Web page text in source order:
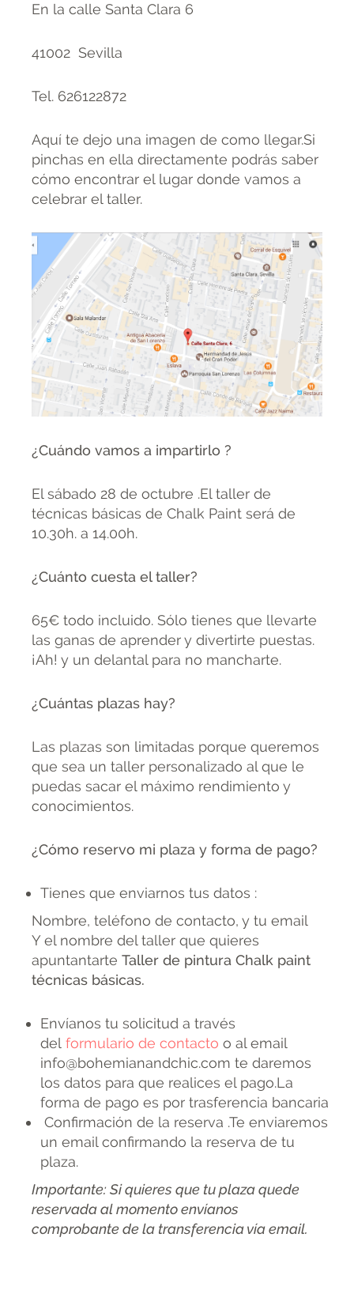
En la calle Santa Clara 6
41002 Sevilla
Tel. 626122872
Aquí te dejo una imagen de como llegar.Si
pinchas en ella directamente podrás saber
cómo encontrar el lugar donde vamos a
celebrar el taller.
¿Cuándo vamos a impartirlo ?
El sábado 28 de octubre .El taller de
técnicas básicas de Chalk Paint será de
10.30h. a 14.00h.
¿Cuánto cuesta el taller?
65€ todo incluido. Sólo tienes que llevarte
las ganas de aprender y divertirte puestas.
¡Ah! y un delantal para no mancharte.
¿Cuántas plazas hay?
Las plazas son limitadas porque queremos
que sea un taller personalizado al que le
puedas sacar el máximo rendimiento y
conocimientos.
¿Cómo reservo mi plaza y forma de pago?
Tienes que enviarnos tus datos :
Nombre, teléfono de contacto, y tu email
Y el nombre del taller que quieres
apuntantarte Taller de pintura Chalk paint
técnicas básicas.
Envíanos tu solicitud a través
del formulario de contacto o al email
info@bohemianandchic.com te daremos
los datos para que realices el pago.La
forma de pago es por trasferencia bancaria
Confirmación de la reserva .Te enviaremos
un email confirmando la reserva de tu
plaza.
Importante: Si quieres que tu plaza quede
reservada al momento envíanos
comprobante de la transferencia vía email.